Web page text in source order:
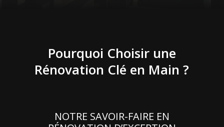
Pourquoi Choisir une
Rénovation Clé en Main ?
NOTRE SAVOIR-FAIRE EN